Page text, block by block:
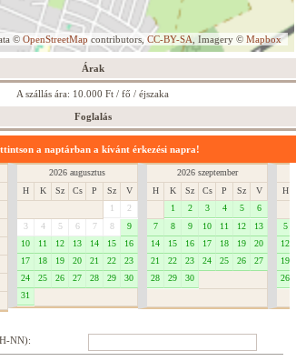
© OpenStreetMap contributors, CC-BY-SA , Imagery © Mapbox
Árak
A szállás ára: 10.000 Ft / fő / éjszaka
Foglalás
a naptárban a kívánt érkezési napra!
2026 augusztus
H
K Sz Cs P Sz
V
1
2
3
4 5 6 7 8
9
10
11 12 13 14 15
16
17
18 19 20 21 22
23
24
25 26 27 28 29
30
31
2026 szeptember
H
K Sz Cs P Sz
V
1
2 3 4 5
6
7
8 9 10 11 12
13
14
15 16 17 18 19
20
21
22 23 24 25 26
27
28
29 30
H
5
12
19
26
NN):